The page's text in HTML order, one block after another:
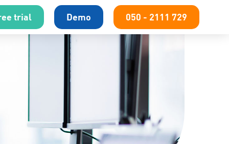
trial Demo 050 - 2111 729